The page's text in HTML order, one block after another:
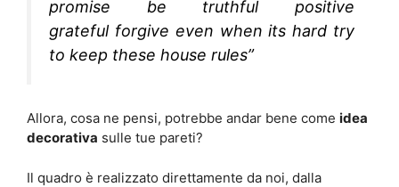
promise be truthful positive
grateful forgive even when its hard try
to keep these house rules”
Allora, cosa ne pensi, potrebbe andar bene come idea
decorativa sulle tue pareti?
Il quadro è realizzato direttamente da noi, dalla